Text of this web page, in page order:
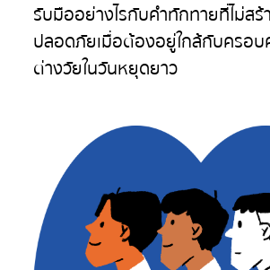
รับมืออย่างไรกับคำทักทายที่ไม่สร้
ปลอดภัยเมื่อต้องอยู่ใกล้กับครอบ
ต่างวัยในวันหยุดยาว